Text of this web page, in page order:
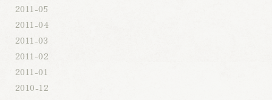
2011-05
2011-04
2011-03
2011-02
2011-01
2010-12